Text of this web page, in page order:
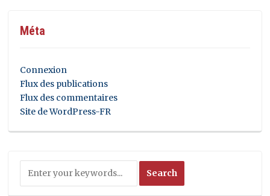
Méta
Connexion
Flux des publications
Flux des commentaires
Site de WordPress-FR